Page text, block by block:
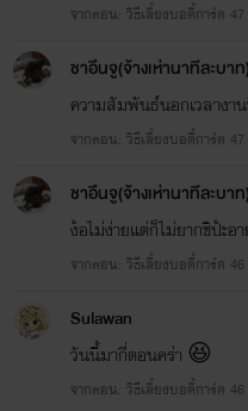
จากตอน: วิธีเลี้ยงบอดี้การ์ด
ชาอึนจู(จ้างเห่านาทีละบาท)
ความสัมพันธ์นอกเวลาง
จากตอน: วิธีเลี้ยงบอดี้การ์ด
ชาอึนจู(จ้างเห่านาทีละบาท)
ง้อไม่ง่ายแต่ก็ไม่ยากชิป้ะอ
จากตอน: วิธีเลี้ยงบอดี้กา
Sulawan
วันนี้มากี่ตอนคร่า 😆
จากตอน: วิธีเลี้ยงบอดี้กา